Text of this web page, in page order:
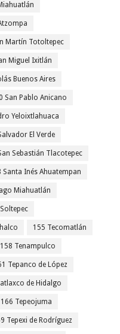
Martín Totoltepec
Miguel Ixitlán
Buenos Aires
San Pablo Anicano
Yeloixtlahuaca
El Verde
Sebastián Tlacotepec
Santa Inés Ahuatempan
Miahuatlán
155 Tecomatlán
158 Tenampulco
Tepanco de López
de Hidalgo
166 Tepeojuma
Tepexi de Rodríguez